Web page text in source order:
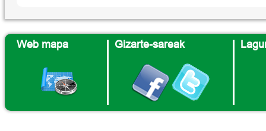
Web mapa Gizarte-sareak